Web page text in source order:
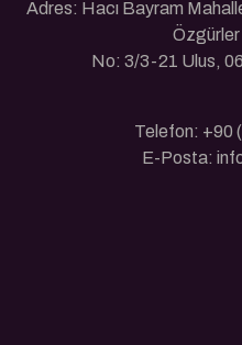
Adres: Hacı Bayram
No: 3/3-21 Ulus,
Telefon: +90
E-Posta: